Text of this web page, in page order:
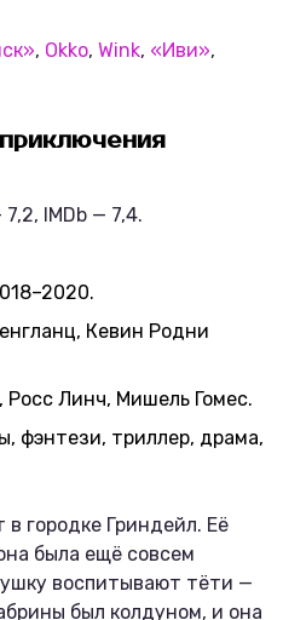
, Okko, Wink, «Иви»,
IMDb — 7,4.
Кевин Родни
Линч, Мишель Гомес.
фэнтези, триллер, драма,
городке Гриндейл. Её
была ещё совсем
воспитывают тёти —
был колдуном, и она